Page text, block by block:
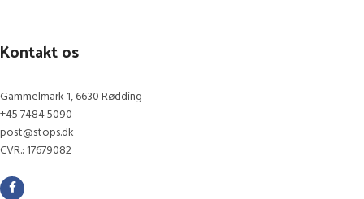
Kontakt os
Gammelmark 1, 6630 Rødding
+45 7484 5090
post@stops.dk
CVR.: 17679082